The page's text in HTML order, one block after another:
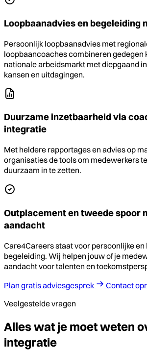
Loopbaanadvies en begeleiding
Persoonlijk loopbaanadvies met
loopbaancoaches combineren gedegen
nationale arbeidsmarkt met diepgaand
kansen en uitdagingen.
Duurzame inzetbaarheid via
integratie
Met heldere rapportages en advies op
organisaties de tools om medewerkers
duurzaam in te zetten.
Outplacement en tweede spoor
aandacht
Care4Careers staat voor persoonlijke en
begeleiding. Wij helpen jouw of je
aandacht voor talenten en
Plan gratis adviesgesprek
Contact
Veelgestelde vragen
Alles wat je moet weten
integratie